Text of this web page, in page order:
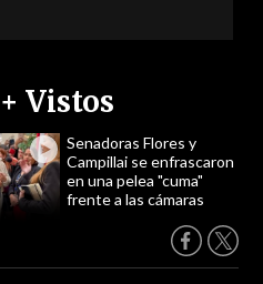
Vistos
Senadoras Flores y
Campillai se enfrascaron
en una pelea "cuma"
frente a las cámaras